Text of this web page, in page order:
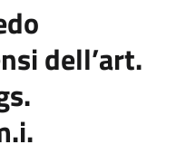
dell’art.